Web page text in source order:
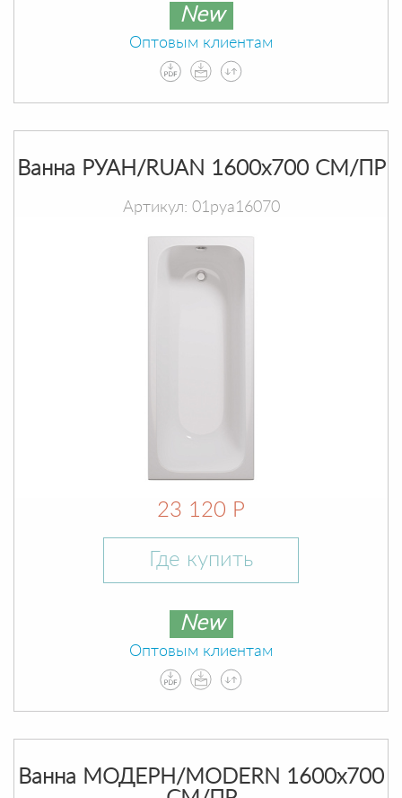
New
Оптовым клиентам
Ванна РУАН/RUAN 1600х700 СМ/ПР
Артикул: 01руа16070
23 120 Р
Где купить
New
Оптовым клиентам
Ванна МОДЕРН/MODERN 1600х700